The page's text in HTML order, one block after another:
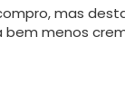
mas
menos